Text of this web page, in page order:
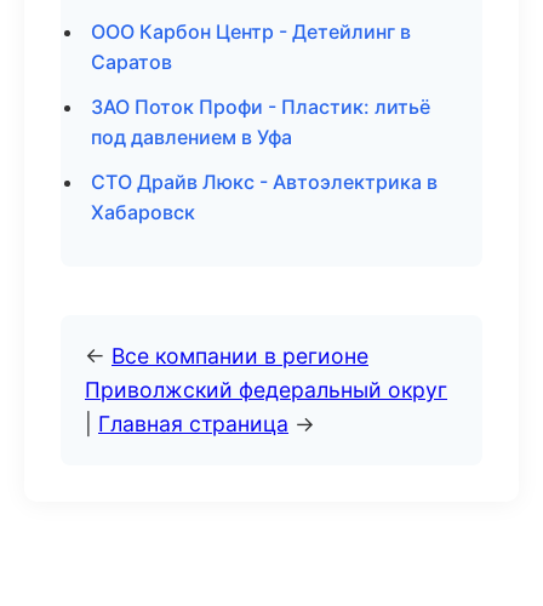
ООО Карбон Центр - Детейлинг в
Саратов
ЗАО Поток Профи - Пластик: литьё
под давлением в Уфа
СТО Драйв Люкс - Автоэлектрика в
Хабаровск
← Все компании в регионе
Приволжский федеральный округ
Главная страница →